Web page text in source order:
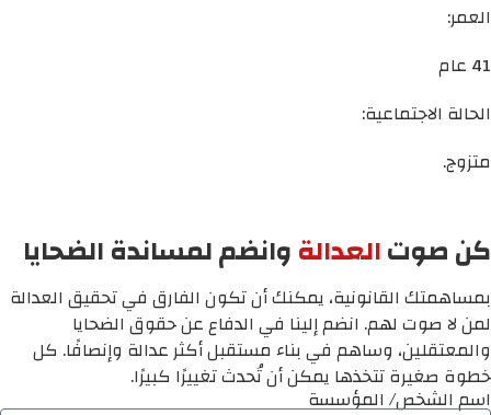
العمر:
41 عام
الحالة الاجتماعية:
متزوج.
كن صوتالعدالةوانضم لمساندة الضحايا
بمساهمتك القانونية، يمكنك أن تكون الفارق في تحقيق العدالة
لمن لا صوت لهم. انضم إلينا في الدفاع عن حقوق الضحايا
والمعتقلين، وساهم في بناء مستقبل أكثر عدالة وإنصافًا. كل
خطوة صغيرة تتخذها يمكن أن تُحدث تغييرًا كبيرًا.
اسم الشخص/ المؤسسة